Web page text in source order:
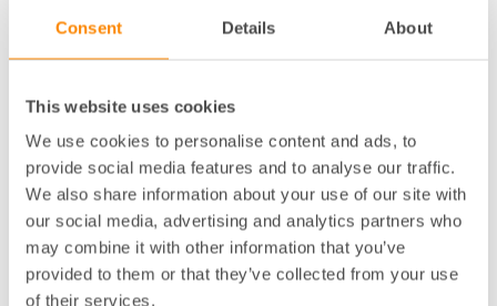
Consent Details About
This website uses cookies
We use cookies to personalise content and ads, to
provide social media features and to analyse our traffic.
We also share information about your use of our site with
our social media, advertising and analytics partners who
may combine it with other information that you’ve
provided to them or that they’ve collected from your use
of their services.
Om skadan däremot uppstått utan hyresgästens
iaktta.
Hyresvärdens ansvar vid inbrott
När det gäller skador som uppstått utan
hyresgästens vållande, till exempel genom inbrott,
kan hyresgästen ha rätt till skadestånd från
hyresvärden om skadan beror på hyresvärdens
försummelse.